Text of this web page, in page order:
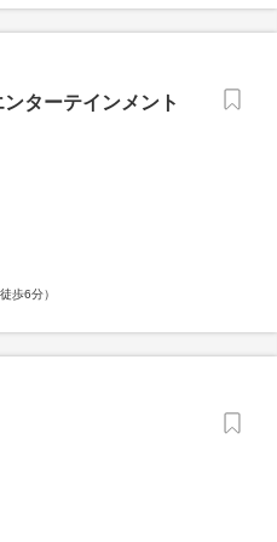
ターテインメント
歩6分）